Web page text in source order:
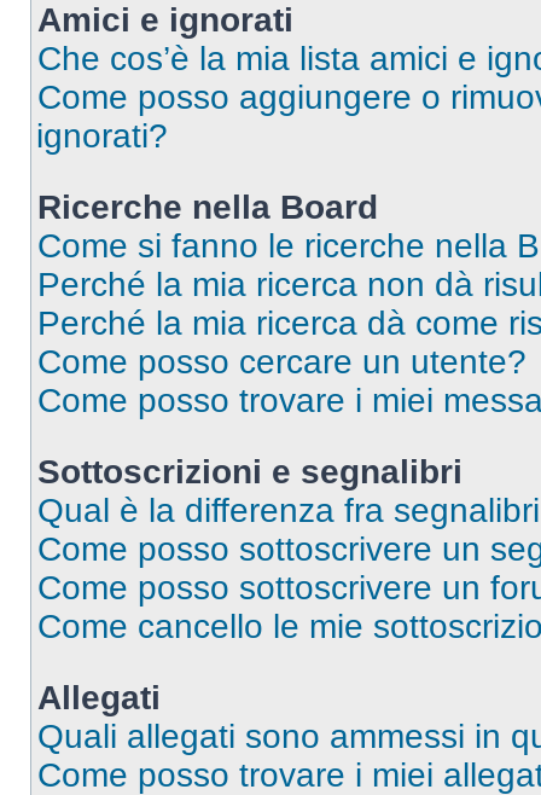
Amici e ignorati
Che cos’è la mia lista amici e
Come posso aggiungere o
ignorati?
Ricerche nella Board
Come si fanno le ricerche nella
Perché la mia ricerca non dà
Perché la mia ricerca dà come
Come posso cercare un utente?
Come posso trovare i miei
Sottoscrizioni e segnalibri
Qual è la differenza fra
Come posso sottoscrivere un
Come posso sottoscrivere un
Come cancello le mie
Allegati
Quali allegati sono ammessi in
Come posso trovare i miei